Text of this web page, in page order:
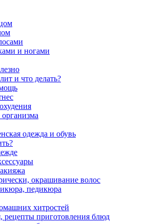
и ногами
и что делать?
одежда и обувь
окрашивание волос
педикюра
хитростей
рецепты приготовления блюд